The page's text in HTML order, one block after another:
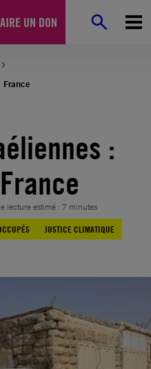
UN DON
:
lecture estimé : 7 minutes
JUSTICE CLIMATIQUE